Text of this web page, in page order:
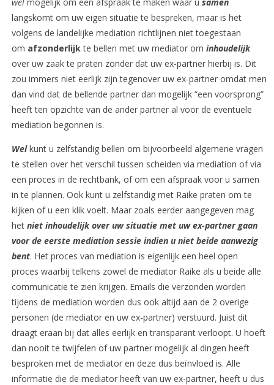
langskomt om uw eigen situatie te bespreken, maar is het
volgens de landelijke mediation richtlijnen niet toegestaan
om afzonderlijk te bellen met uw mediator om inhoudelijk
over uw zaak te praten zonder dat uw ex-partner hierbij is. Dit
zou immers niet eerlijk zijn tegenover uw ex-partner omdat men
dan vind dat de bellende partner dan mogelijk “een voorsprong”
heeft ten opzichte van de ander partner al voor de eventuele
mediation begonnen is.
Wel kunt u zelfstandig bellen om bijvoorbeeld algemene vragen
te stellen over het verschil tussen scheiden via mediation of via
een proces in de rechtbank, of om een afspraak voor u samen
in te plannen. Ook kunt u zelfstandig met Raike praten om te
kijken of u een klik voelt. Maar zoals eerder aangegeven mag
het niet inhoudelijk over uw situatie met uw ex-partner gaan
voor de eerste mediation sessie indien u niet beide aanwezig
bent. Het proces van mediation is eigenlijk een heel open
proces waarbij telkens zowel de mediator Raike als u beide alle
communicatie te zien krijgen. Emails die verzonden worden
tijdens de mediation worden dus ook altijd aan de 2 overige
personen (de mediator en uw ex-partner) verstuurd. Juist dit
draagt eraan bij dat alles eerlijk en transparant verloopt. U hoeft
dan nooit te twijfelen of uw partner mogelijk al dingen heeft
besproken met de mediator en deze dus beïnvloed is. Alle
informatie die de mediator heeft van uw ex-partner, heeft u dus